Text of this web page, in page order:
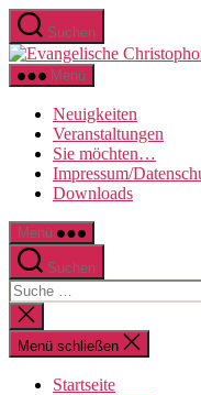
Direkt
zum
Inhalt
wechseln
Suchen
Menü
Neuigkeiten
Veranstaltungen
Sie möchten…
Impressum/
Downloads
Menü
Suchen
Suche
nach:
Suche
schließen
Menü schließen
Startseite